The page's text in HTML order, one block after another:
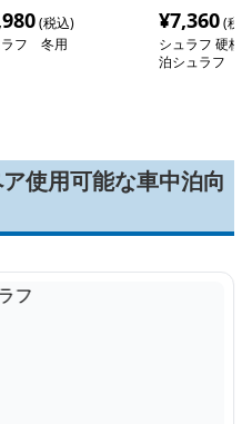
(税込)
ラフ 冬用
¥7,360(税
シュラフ 硬核
泊シュラフ
使用可能な車中泊向